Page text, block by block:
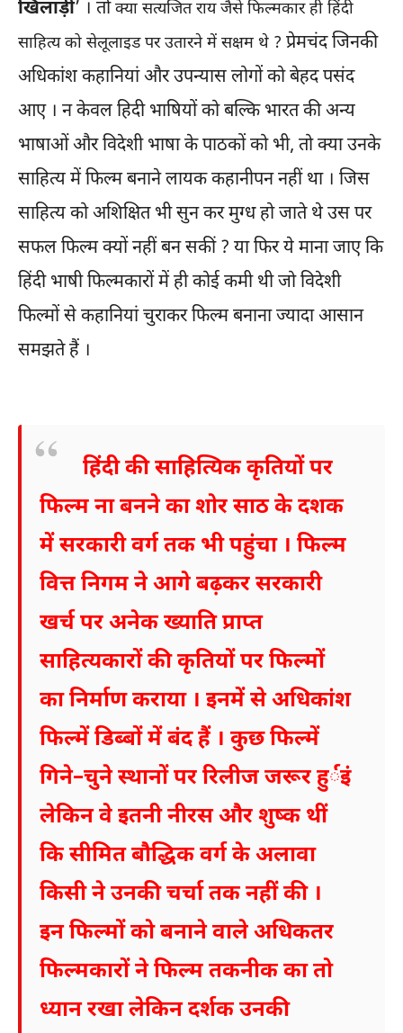
खिलाड़ी’ । तोक्या सत्यजित राय जैसे फिल्मकार ही हिंदी
साहित्य को सेलूलाइड पर उतारने में सक्षम थे ? प्रेमचंद जिनकी
अधिकांश कहानियां और उपन्यास लोगों को बेहद पसंद
आए । न केवल हिदी भाषियों को बल्कि भारत की अन्य
भाषाओं और विदेशी भाषा के पाठकों को भी, तो क्या उनके
साहित्य में फिल्म बनाने लायक कहानीपन नहीं था । जिस
साहित्य को अशिक्षित भी सुन कर मुग्ध हो जाते थे उस पर
सफल फिल्म क्यों नहीं बन सकीं ? या फिर ये माना जाए कि
हिंदी भाषी फिल्मकारों में ही कोई कमी थी जो विदेशी
फिल्मों से कहानियां चुराकर फिल्म बनाना ज्यादा आसान
समझते हैं ।
हिंदी की साहित्यिक कृतियों पर
फिल्म ना बनने का शोर साठ के दशक
में सरकारी वर्ग तक भी पहुंचा । फिल्म
वित्त निगम ने आगे बढ़कर सरकारी
खर्च पर अनेक ख्याति प्राप्त
साहित्यकारों की कृतियों पर फिल्मों
का निर्माण कराया । इनमें से अधिकांश
फिल्में डिब्बों में बंद हैं । कुछ फिल्में
गिने–चुने स्थानों पर रिलीज जरूर हुर्इं
लेकिन वे इतनी नीरस और शुष्क थीं
कि सीमित बौद्धिक वर्ग के अलावा
किसी ने उनकी चर्चा तक नहीं की ।
इन फिल्मों को बनाने वाले अधिकतर
फिल्मकारों ने फिल्म तकनीक का तो
ध्यान रखा लेकिन दर्शक उनकी